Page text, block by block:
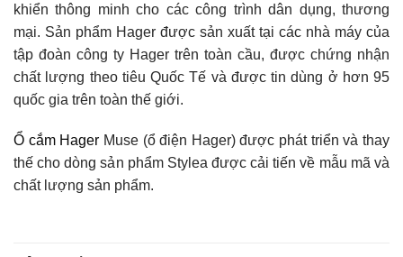
khiển thông minh cho các công trình dân dụng, thương
mại. Sản phẩm Hager được sản xuất tại các nhà máy của
tập đoàn công ty Hager trên toàn cầu, được chứng nhận
chất lượng theo tiêu Quốc Tế và được tin dùng ở hơn 95
quốc gia trên toàn thế giới.
Ổ cắm Hager Muse (ổ điện Hager) được phát triển và thay
thế cho dòng sản phẩm Stylea được cải tiến về mẫu mã và
chất lượng sản phẩm.